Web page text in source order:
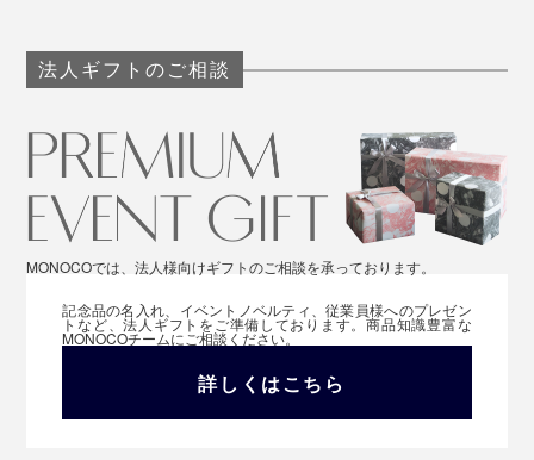
法人ギフトのご相談
MONOCOでは、法人様向けギフトのご相談を承っております。
記念品の名入れ、イベントノベルティ、従業員様へのプレゼン
トなど、法人ギフトをご準備しております。商品知識豊富な
MONOCOチームにご相談ください。
詳しくはこちら